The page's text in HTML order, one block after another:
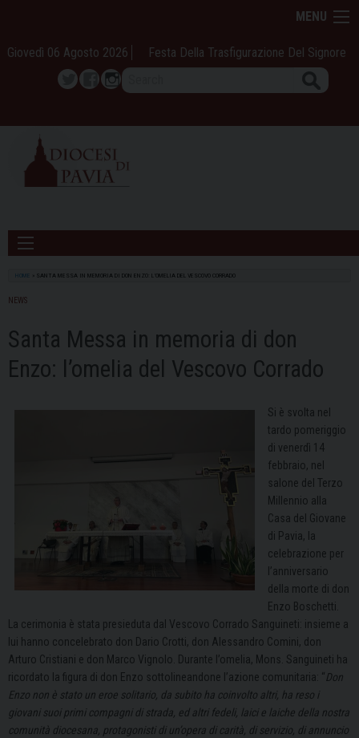
content
MENU
Giovedì 06 Agosto 2026 Festa Della Trasfigurazione Del Signore
TwitterFacebook
Instagram
HOME SANTA MESSA IN MEMORIA DI DON ENZO: L’OMELIA DEL VESCOVO CORRADO
NEWS
Santa Messa in memoria di don
Enzo: l’omelia del Vescovo Corrado
Si è svolta nel
tardo pomeriggio
di venerdì 14
febbraio, nel
salone del Terzo
Millennio alla
Casa del Giovane
di Pavia, la
celebrazione per
l’anniversario
della morte di don
Enzo Boschetti.
La cerimonia è stata presieduta dal Vescovo Corrado Sanguineti: insieme a
lui hanno concelebrato don Dario Crotti, don Alessandro Comini, don
Arturo Cristiani e don Marco Vignolo. Durante l’omelia, Mons. Sanguineti ha
ricordato la figura di don Enzo sottolineandone l’azione comunitaria: “Don
Enzo non è stato un eroe solitario, da subito ha coinvolto altri, ha reso i
giovani suoi primi compagni di strada, ed altri fedeli, laici e laiche della nostra
comunità diocesana, protagonisti di un’opera di carità, di servizio, di annuncio